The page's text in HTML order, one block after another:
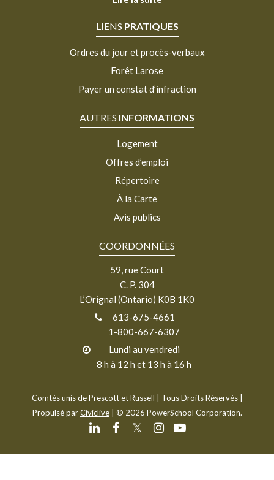
LIENS PRATIQUES
Ordres du jour et procès-verbaux
Forêt Larose
Payer un constat d’infraction
AUTRES INFORMATIONS
Logement
Offres d’emploi
Répertoire
À la Carte
Avis publics
COORDONNÉES
59, rue Court
C. P. 304
L’Orignal (Ontario) K0B 1K0
613-675-4661
1-800-667-6307
Lundi au vendredi
8 h à 12 h et 13 h à 16 h
Comtés unis de Prescott et Russell
| Tous Droits Réservés |
Propulsé parCiviclive| © 2026 PowerSchool Corporation.
𝕏